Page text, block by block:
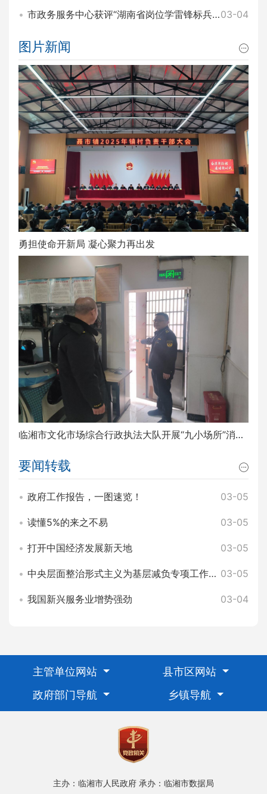
市政务服务中心获评“湖南省岗位学雷锋标兵集体”称号03-04
图片新闻
勇担使命开新局 凝心聚力再出发
临湘市文化市场综合行政执法大队开展“九小场所”消防安全排查整治工作
要闻转载
政府工作报告，一图速览！ 03-05
读懂5%的来之不易 03-05
打开中国经济发展新天地 03-05
中央层面整治形式主义为基层减负专项工作机制办公室 中央纪委办公厅公开通报3起整治形式主义为基层减负典型问题 03-05
我国新兴服务业增势强劲 03-04
主管单位网站
县市区网站
政府部门导航
乡镇导航
主办：临湘市人民政府 承办：临湘市数据局